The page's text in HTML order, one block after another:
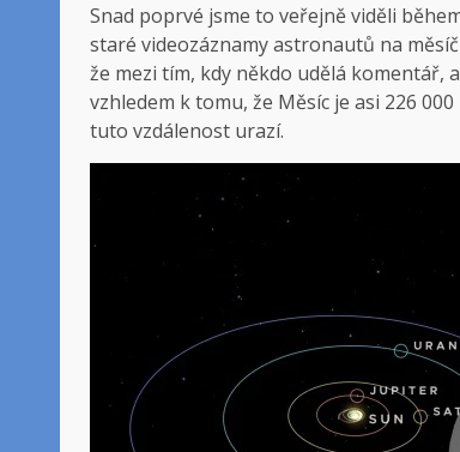
Snad poprvé jsme to veřejně viděli
staré videozáznamy astronautů na
že mezi tím, kdy někdo udělá komentář,
vzhledem k tomu, že Měsíc je asi 226
tuto vzdálenost urazí.